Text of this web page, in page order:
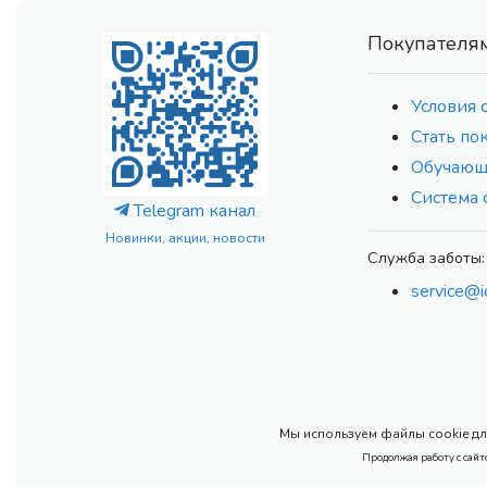
Telegram канал
Новинки, акции, новости
Условия
Стать
Система
Служба заботы:
Мы используем файлы cookie
Продолжая работу с